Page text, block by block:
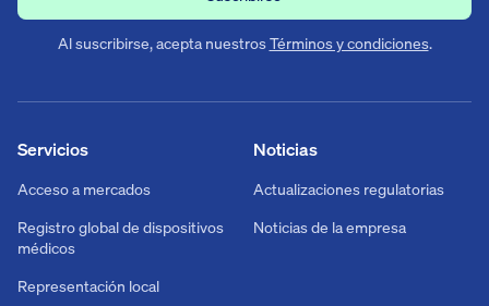
Al suscribirse, acepta nuestrosTérminos y condiciones.
Noticias
Actualizaciones regulatorias
Noticias de la empresa
Servicios
Acceso a mercados
Registro global de dispositivos
médicos
Representación local